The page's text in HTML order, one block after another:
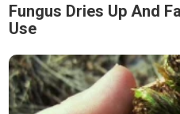
Fungus Dries Up And
Use